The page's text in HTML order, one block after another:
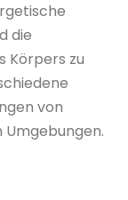
die
Körpers zu
von